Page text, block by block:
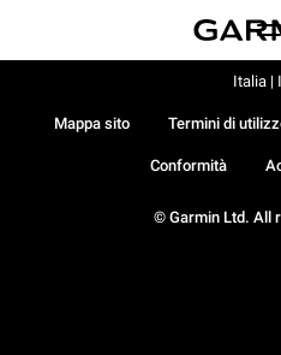
© Garmin Ltd. All
Mappa sito Termini di
Conformità
Italia |